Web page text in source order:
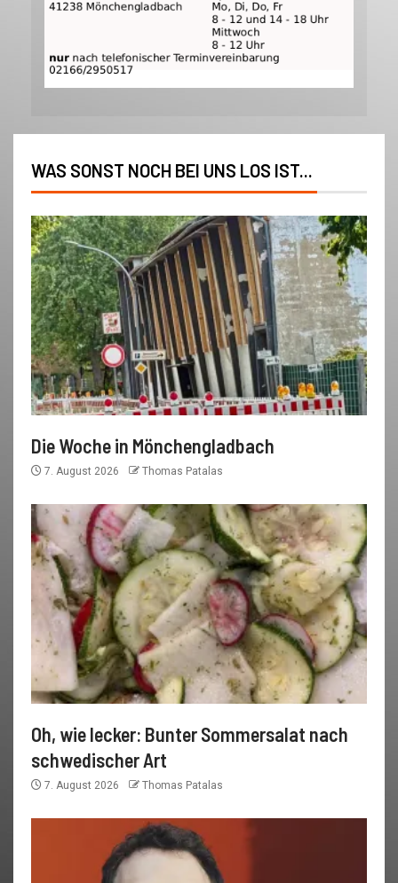
WAS SONST NOCH BEI UNS LOS IST...
Die Woche in Mönchengladbach
7. August 2026 Thomas Patalas
Oh, wie lecker: Bunter Sommersalat nach
schwedischer Art
7. August 2026 Thomas Patalas